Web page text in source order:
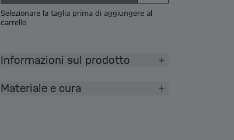
Selezionare la taglia prima di aggiungere al
carrello
Informazioni sul prodotto
Materiale e cura